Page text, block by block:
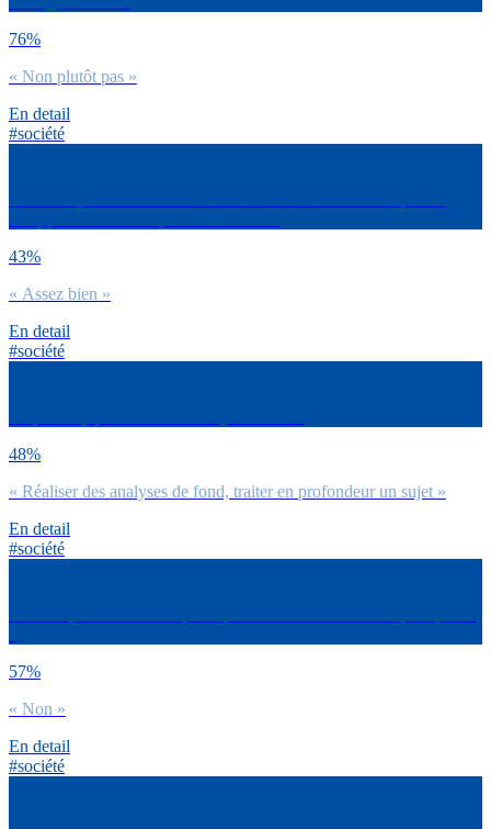
76%
« Non plutôt pas »
En detail
#société
43%
« Assez bien »
En detail
#société
48%
« Réaliser des analyses de fond, traiter en profondeur un sujet »
En detail
#société
57%
« Non »
En detail
#société